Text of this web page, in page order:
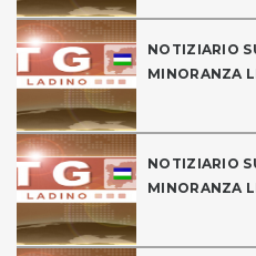
NOTIZIARIO
MINORANZA
NOTIZIARIO
MINORANZA